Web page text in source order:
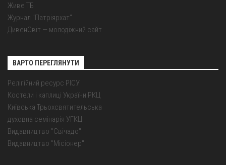
Живе ТБ
Журнал "Патріярхат"
ДивенСвіт — молодіжний сайт
ВАРТО ПЕРЕГЛЯНУТИ
Релігійний ресурс РІСУ
Костели і каплиці України РКЦ
Київська Трьохсвятительська
духовна семінарія УГКЦ
Видавництво "Свічадо"
Видавництво "Місіонер"